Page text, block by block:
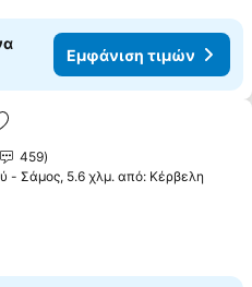
Εμφάνιση τιμών
στα αγαπημένα
459
- Σάμος, 5.6 χλμ. από: Κέρβελη